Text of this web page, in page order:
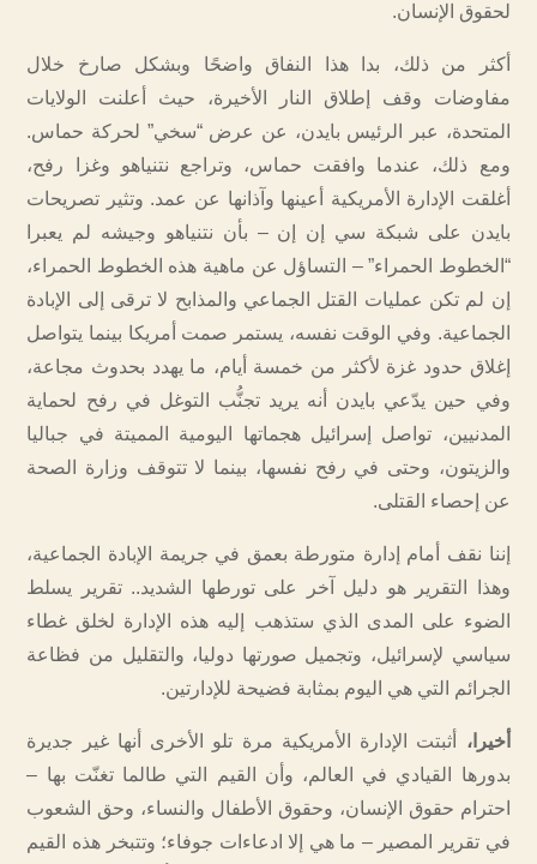
لحقوق الإنسان.
أكثر من ذلك، بدا هذا النفاق واضحًا وبشكل صارخ خلال
مفاوضات وقف إطلاق النار الأخيرة، حيث أعلنت الولايات
المتحدة، عبر الرئيس بايدن، عن عرض “سخي” لحركة حماس.
ومع ذلك، عندما وافقت حماس، وتراجع نتنياهو وغزا رفح،
أغلقت الإدارة الأمريكية أعينها وآذانها عن عمد. وتثير تصريحات
بايدن على شبكة سي إن إن – بأن نتنياهو وجيشه لم يعبرا
“الخطوط الحمراء” – التساؤل عن ماهية هذه الخطوط الحمراء،
إن لم تكن عمليات القتل الجماعي والمذابح لا ترقى إلى الإبادة
الجماعية. وفي الوقت نفسه، يستمر صمت أمريكا بينما يتواصل
إغلاق حدود غزة لأكثر من خمسة أيام، ما يهدد بحدوث مجاعة،
وفي حين يدّعي بايدن أنه يريد تجنُّب التوغل في رفح لحماية
المدنيين، تواصل إسرائيل هجماتها اليومية المميتة في جباليا
والزيتون، وحتى في رفح نفسها، بينما لا تتوقف وزارة الصحة
عن إحصاء القتلى.
إننا نقف أمام إدارة متورطة بعمق في جريمة الإبادة الجماعية،
وهذا التقرير هو دليل آخر على تورطها الشديد.. تقرير يسلط
الضوء على المدى الذي ستذهب إليه هذه الإدارة لخلق غطاء
سياسي لإسرائيل، وتجميل صورتها دوليا، والتقليل من فظاعة
الجرائم التي هي اليوم بمثابة فضيحة للإدارتين.
أخيرا، أثبتت الإدارة الأمريكية مرة تلو الأخرى أنها غير جديرة
بدورها القيادي في العالم، وأن القيم التي طالما تغنّت بها –
احترام حقوق الإنسان، وحقوق الأطفال والنساء، وحق الشعوب
في تقرير المصير – ما هي إلا ادعاءات جوفاء؛ وتتبخر هذه القيم